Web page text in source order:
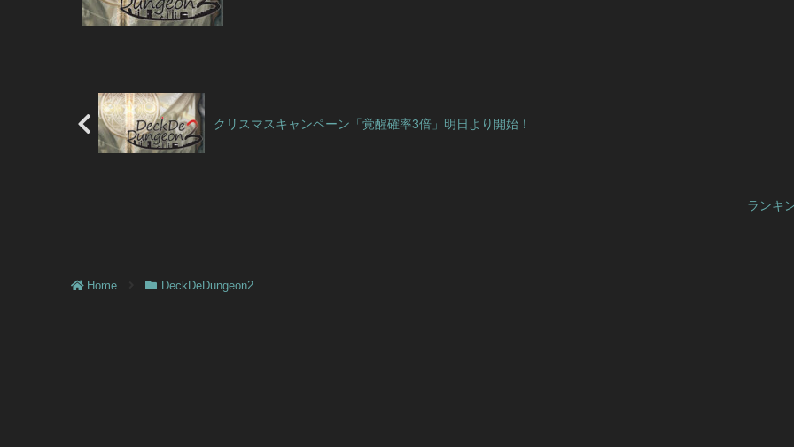
クリスマスキャンペーン「覚醒確率3倍」明日より開始！
ランキ
Home DeckDeDungeon2